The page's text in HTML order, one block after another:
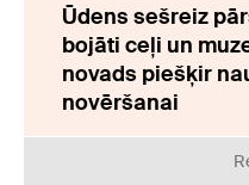
Ūdens sešreiz
bojāti ceļi un
novads piešķir
novēršanai